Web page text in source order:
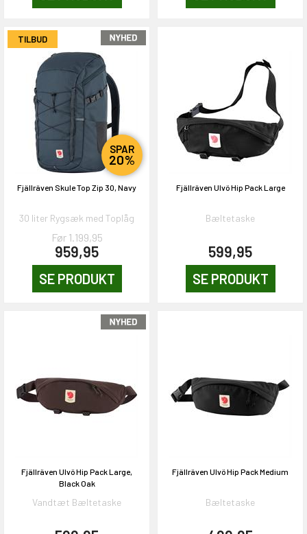
TILBUD
SPAR
20%
Fjällräven Skule Top Zip 30, Navy
30 liter Rygsæk med Toplåg
Før 1.199,95
959,95
SE PRODUKT
Fjällräven Ulvö Hip Pack Large
Bæltetaske
599,95
SE PRODUKT
Fjällräven Ulvö Hip Pack Large,
Black Oak
Vandtæt Bæltetaske
Fjällräven Ulvö Hip Pack Medium
Bæltetaske